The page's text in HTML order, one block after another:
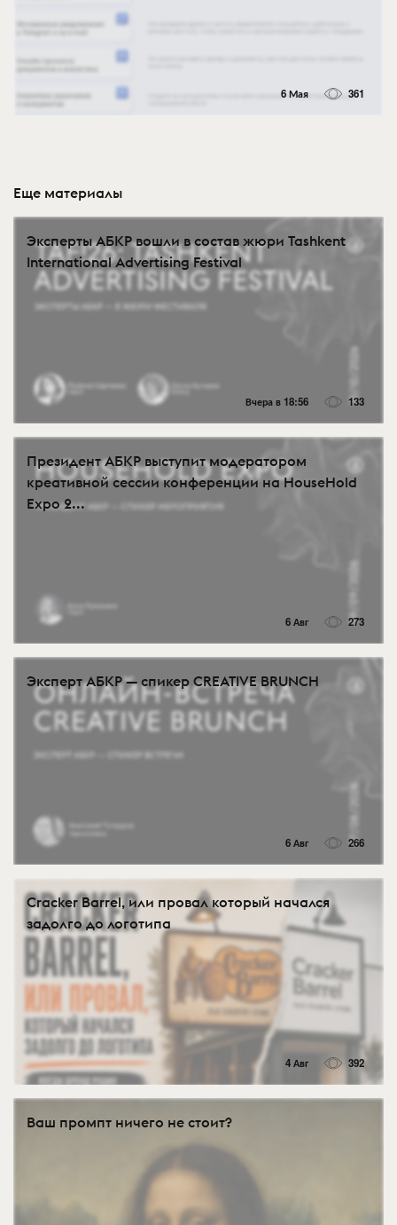
6 Мая 361
Еще материалы
Эксперты АБКР вошли в состав жюри Tashkent
International Advertising Festival
Вчера в 18:56 133
Президент АБКР выступит модератором
креативной сессии конференции на HouseHold
Expo 2...
6 Авг 273
Эксперт АБКР — спикер CREATIVE BRUNCH
6 Авг 266
Cracker Barrel, или провал который начался
задолго до логотипа
4 Авг 392
Ваш промпт ничего не стоит?